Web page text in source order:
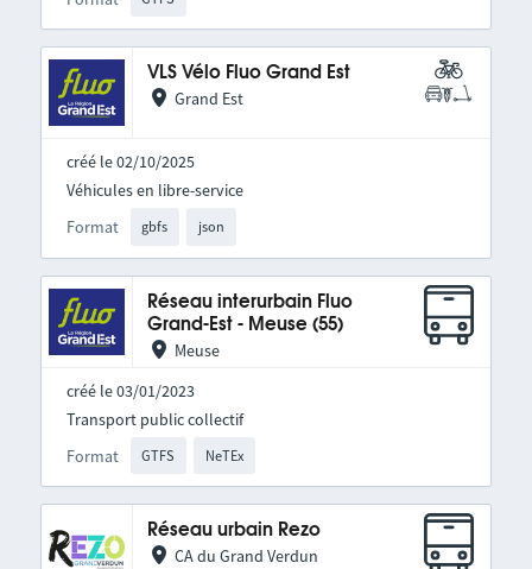
VLS Vélo Fluo Grand Est
Grand Est
créé le 02/10/2025
Format gbfs json
Véhicules en libre-service
Réseau interurbain Fluo
Grand-Est - Meuse (55)
Meuse
créé le 03/01/2023
Format GTFS NeTEx
Transport public collectif
Réseau urbain Rezo
CA du Grand Verdun